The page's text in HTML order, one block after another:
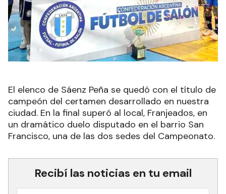
El elenco de Sáenz Peña se quedó con el título de
campeón del certamen desarrollado en nuestra
ciudad. En la final superó al local, Franjeados, en
un dramático duelo disputado en el barrio San
Francisco, una de las dos sedes del Campeonato.
Recibí las noticias en tu email